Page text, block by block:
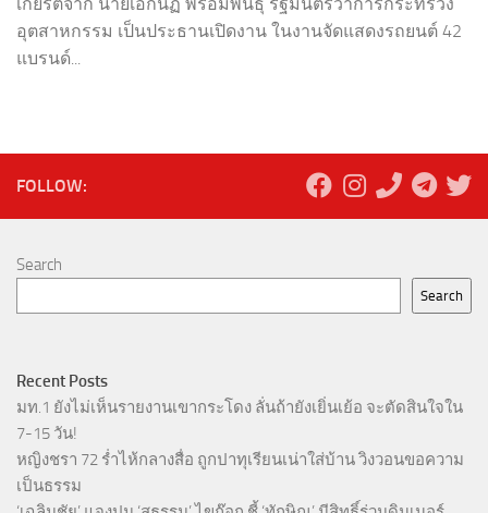
เกียรติจาก นายเอกนัฏ พร้อมพันธุ์ รัฐมนตรีว่าการกระทรวง
อุตสาหกรรม เป็นประธานเปิดงาน ในงานจัดแสดงรถยนต์ 42
แบรนด์...
FOLLOW:
Search
Search
Recent Posts
มท.1 ยังไม่เห็นรายงานเขากระโดง ลั่นถ้ายังเยิ่นเย้อ จะตัดสินใจใน
7-15 วัน!
หญิงชรา 72 ร่ำไห้กลางสื่อ ถูกปาทุเรียนเน่าใส่บ้าน วิงวอนขอความ
เป็นธรรม